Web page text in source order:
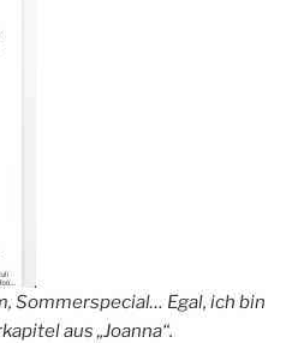
Sommerspecial… Egal, ich bin
aus „Joanna“.